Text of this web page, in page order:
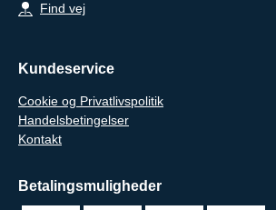
Find vej
Kundeservice
Cookie og Privatlivspolitik
Handelsbetingelser
Kontakt
Betalingsmuligheder